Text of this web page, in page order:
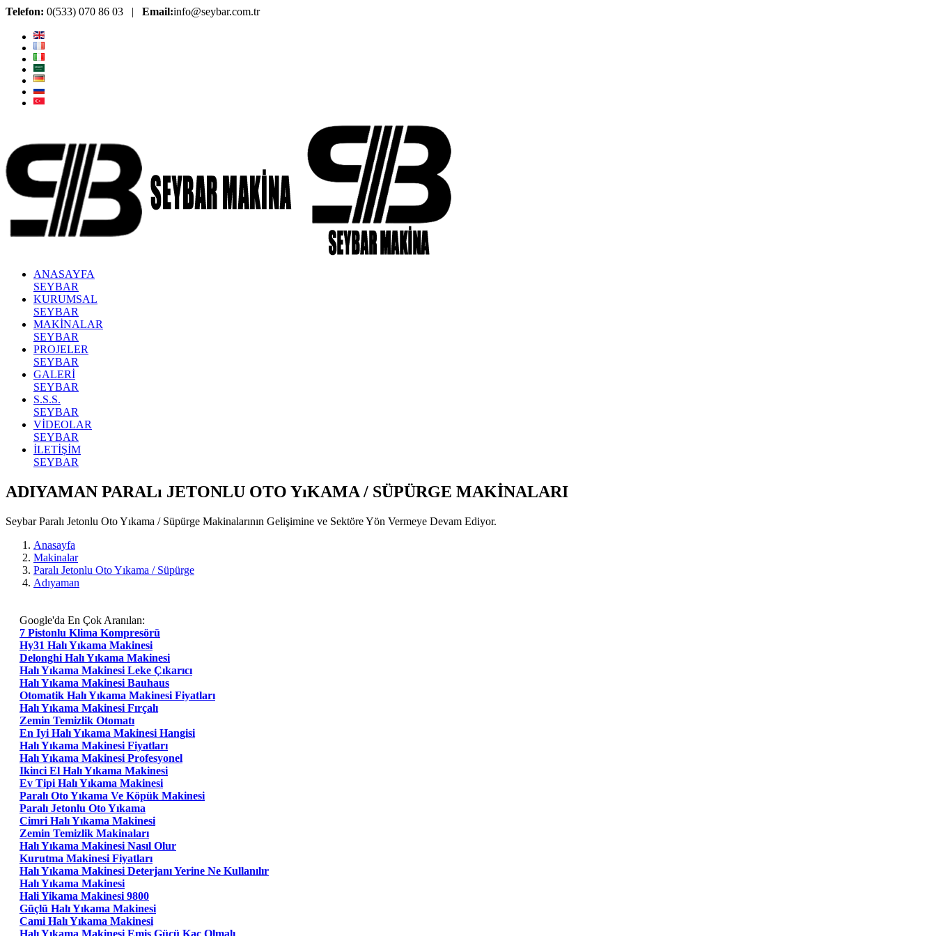
Telefon: 0(533) 070 86 03 | Email:info@seybar.com.tr
ANASAYFA
SEYBAR
KURUMSAL
SEYBAR
MAKİNALAR
SEYBAR
PROJELER
SEYBAR
GALERİ
SEYBAR
S.S.S.
SEYBAR
VİDEOLAR
SEYBAR
İLETİŞİM
SEYBAR
ADIYAMAN PARALı JETONLU OTO YıKAMA / SÜPÜRGE MAKİNALARI
Seybar Paralı Jetonlu Oto Yıkama / Süpürge Makinalarının Gelişimine ve Sektöre Yön Vermeye Devam Ediyor.
Anasayfa
Makinalar
Paralı Jetonlu Oto Yıkama / Süpürge
Adıyaman
Google'da En Çok Aranılan:
7 Pistonlu Klima Kompresörü
Hy31 Halı Yıkama Makinesi
Delonghi Halı Yıkama Makinesi
Halı Yıkama Makinesi Leke Çıkarıcı
Halı Yıkama Makinesi Bauhaus
Otomatik Halı Yıkama Makinesi Fiyatları
Halı Yıkama Makinesi Fırçalı
Zemin Temizlik Otomatı
En Iyi Halı Yıkama Makinesi Hangisi
Halı Yıkama Makinesi Fiyatları
Halı Yıkama Makinesi Profesyonel
Ikinci El Halı Yıkama Makinesi
Ev Tipi Halı Yıkama Makinesi
Paralı Oto Yıkama Ve Köpük Makinesi
Paralı Jetonlu Oto Yıkama
Cimri Halı Yıkama Makinesi
Zemin Temizlik Makinaları
Halı Yıkama Makinesi Nasıl Olur
Kurutma Makinesi Fiyatları
Halı Yıkama Makinesi Deterjanı Yerine Ne Kullanılır
Halı Yıkama Makinesi
Hali Yikama Makinesi 9800
Güçlü Halı Yıkama Makinesi
Cami Halı Yıkama Makinesi
Halı Yıkama Makinesi Emiş Gücü Kaç Olmalı